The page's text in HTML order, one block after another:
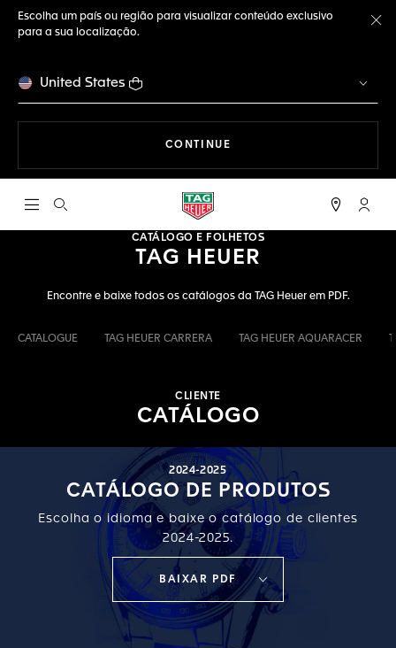
Escolha um país ou região para visualizar conteúdo exclusivo
para a sua localização.
United States
CONTINUE
Abrir a busca Conta
CATÁLOGO E FOLHETOS
TAG HEUER
Encontre e baixe todos os catálogos da TAG Heuer em PDF.
CATALOGUE TAG HEUER CARRERA TAG HEUER AQUARACER
CLIENTE
CATÁLOGO
2024-2025
CATÁLOGO DE PRODUTOS
Escolha o idioma e baixe o catálogo de clientes
2024-2025.
BAIXAR PDF